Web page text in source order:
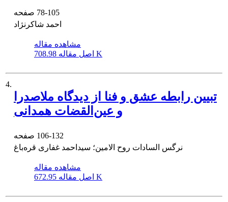
78-105
احمد شاکرنژاد
مشاهده مقاله
اصل مقاله 708.98 K
4.
تبیین رابطه عشق و فنا از دیدگاه ملاصدرا
و عین‌القضات همدانی
106-132
نرگس السادات روح الامین؛ سیداحمد غفاری قره‌باغ
مشاهده مقاله
اصل مقاله 672.95 K